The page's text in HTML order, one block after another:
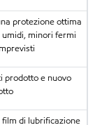
protezione ottima
minori fermi
prodotto e nuovo
di lubrificazione